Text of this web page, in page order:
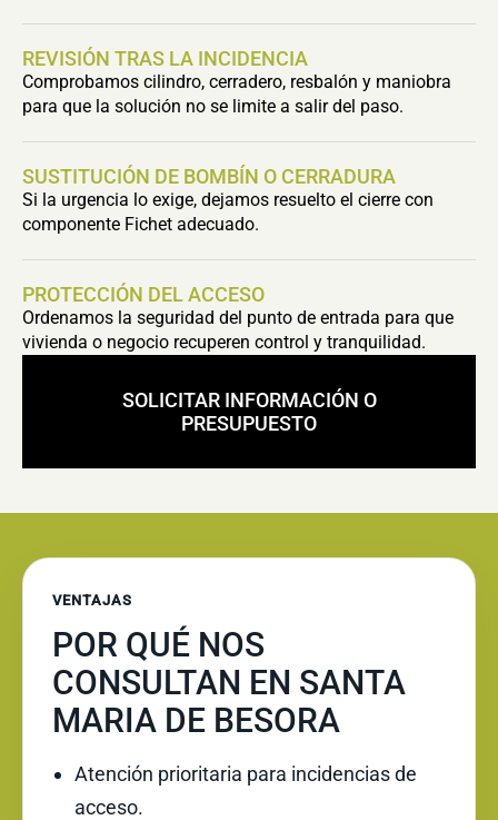
REVISIÓN TRAS LA INCIDENCIA
Comprobamos cilindro, cerradero, resbalón y maniobra
para que la solución no se limite a salir del paso.
SUSTITUCIÓN DE BOMBÍN O CERRADURA
Si la urgencia lo exige, dejamos resuelto el cierre con
componente Fichet adecuado.
PROTECCIÓN DEL ACCESO
Ordenamos la seguridad del punto de entrada para que
vivienda o negocio recuperen control y tranquilidad.
SOLICITAR INFORMACIÓN O
PRESUPUESTO
VENTAJAS
POR QUÉ NOS
CONSULTAN EN SANTA
MARIA DE BESORA
Atención prioritaria para incidencias de
acceso.